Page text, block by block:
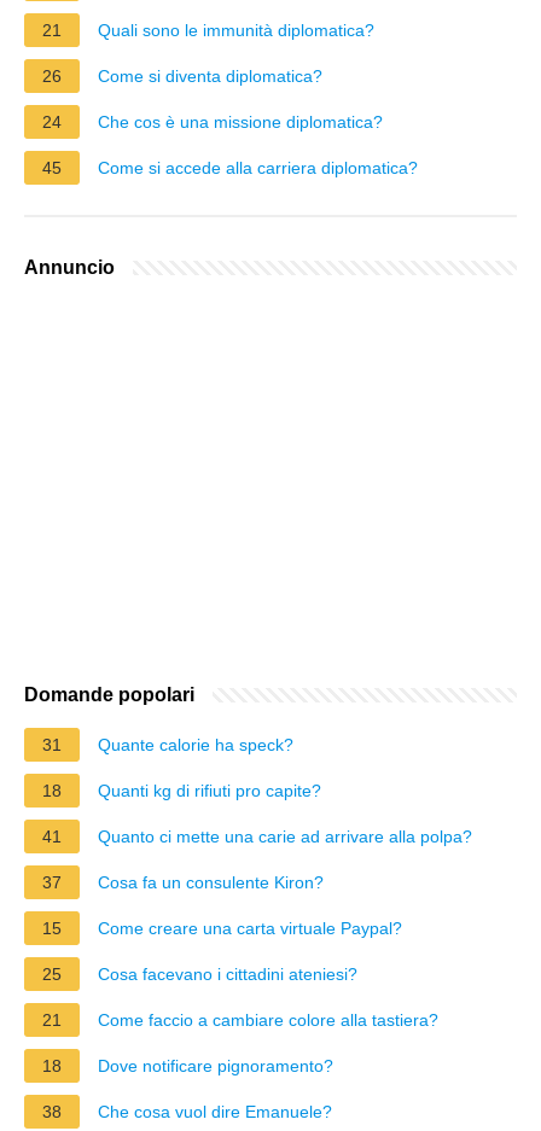
21 Quali sono le immunità diplomatica?
26 Come si diventa diplomatica?
24 Che cos è una missione diplomatica?
45 Come si accede alla carriera diplomatica?
Annuncio
Domande popolari
31 Quante calorie ha speck?
18 Quanti kg di rifiuti pro capite?
41 Quanto ci mette una carie ad arrivare alla polpa?
37 Cosa fa un consulente Kiron?
15 Come creare una carta virtuale Paypal?
25 Cosa facevano i cittadini ateniesi?
21 Come faccio a cambiare colore alla tastiera?
18 Dove notificare pignoramento?
38 Che cosa vuol dire Emanuele?